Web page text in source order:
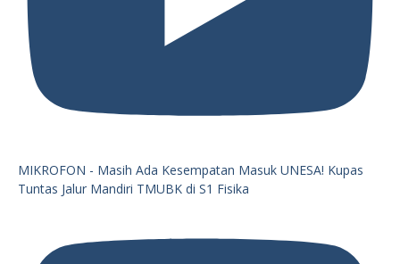
MIKROFON - Masih Ada Kesempatan Masuk UNESA! Kupas
Tuntas Jalur Mandiri TMUBK di S1 Fisika